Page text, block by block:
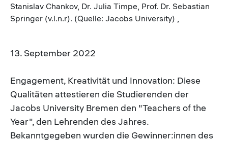
Stanislav Chankov, Dr. Julia Timpe, Prof. Dr. Sebastian
Springer (v.l.n.r). (Quelle: Jacobs University) ,
13. September 2022
Engagement, Kreativität und Innovation: Diese
Qualitäten attestieren die Studierenden der
Jacobs University Bremen den "Teachers of the
Year", den Lehrenden des Jahres.
Bekanntgegeben wurden die Gewinner:innen des